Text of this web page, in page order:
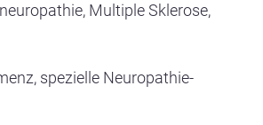
Multiple Sklerose,
spezielle Neuropathie-